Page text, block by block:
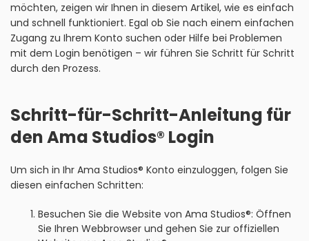
möchten, zeigen wir Ihnen in diesem Artikel, wie es einfach
und schnell funktioniert. Egal ob Sie nach einem einfachen
Zugang zu Ihrem Konto suchen oder Hilfe bei Problemen
mit dem Login benötigen – wir führen Sie Schritt für Schritt
durch den Prozess.
Schritt-für-Schritt-Anleitung für
den Ama Studios® Login
Um sich in Ihr Ama Studios® Konto einzuloggen, folgen Sie
diesen einfachen Schritten:
Besuchen Sie die Website von Ama Studios®: Öffnen
Sie Ihren Webbrowser und gehen Sie zur offiziellen